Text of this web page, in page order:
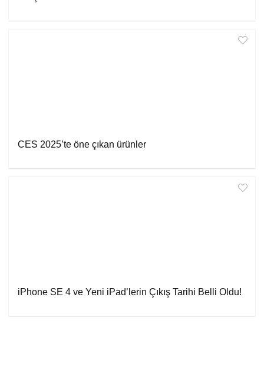
CES 2025’te öne çıkan ürünler
iPhone SE 4 ve Yeni iPad’lerin Çıkış Tarihi Belli Oldu!